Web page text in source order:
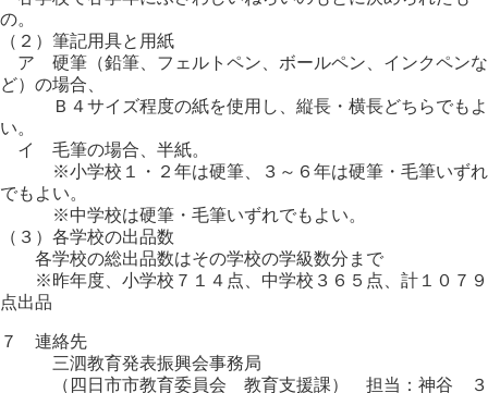
の。
（２）筆記用具と用紙
ア 硬筆（鉛筆、フェルトペン、ボールペン、インクペンな
ど）の場合、
Ｂ４サイズ程度の紙を使用し、縦長・横長どちらでもよ
い。
イ 毛筆の場合、半紙。
※小学校１・２年は硬筆、３～６年は硬筆・毛筆いずれ
でもよい。
※中学校は硬筆・毛筆いずれでもよい。
（３）各学校の出品数
各学校の総出品数はその学校の学級数分まで
※昨年度、小学校７１４点、中学校３６５点、計１０７９
点出品
７ 連絡先
三泗教育発表振興会事務局
（四日市市教育委員会 教育支援課） 担当：神谷 ３